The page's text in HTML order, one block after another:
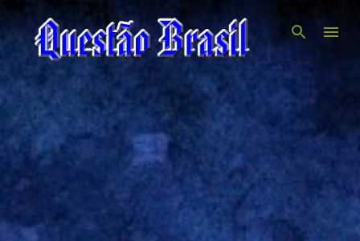
Pular para o conteúdo principal